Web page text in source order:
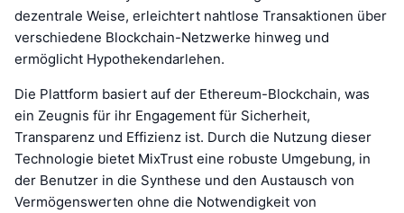
dezentrale Weise, erleichtert nahtlose Transaktionen über
verschiedene Blockchain-Netzwerke hinweg und
ermöglicht Hypothekendarlehen.
Die Plattform basiert auf der Ethereum-Blockchain, was
ein Zeugnis für ihr Engagement für Sicherheit,
Transparenz und Effizienz ist. Durch die Nutzung dieser
Technologie bietet MixTrust eine robuste Umgebung, in
der Benutzer in die Synthese und den Austausch von
Vermögenswerten ohne die Notwendigkeit von